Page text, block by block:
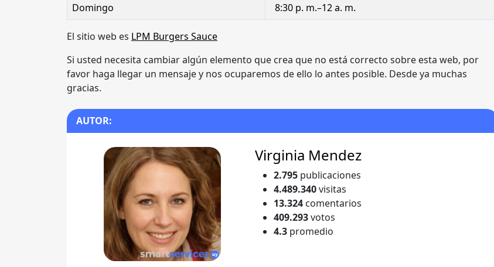
Domingo
8:30 p. m.–12 a. m.
El sitio web es LPM Burgers Sauce
Si usted necesita cambiar algún elemento que crea que no está correcto sobre esta web, por
favor haga llegar un mensaje y nos ocuparemos de ello lo antes posible. Desde ya muchas
gracias.
AUTOR:
Virginia Mendez
2.795 publicaciones
4.489.340visitas
13.324 comentarios
409.293votos
4.3 promedio